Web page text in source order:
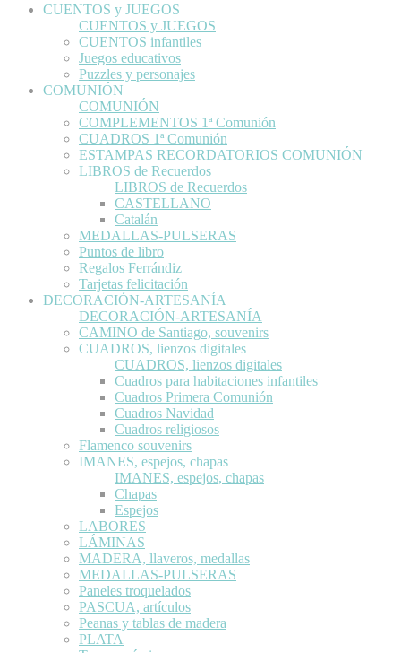
CUENTOS y JUEGOS
CUENTOS y JUEGOS
CUENTOS infantiles
Juegos educativos
Puzzles y personajes
COMUNIÓN
COMUNIÓN
COMPLEMENTOS 1ª Comunión
CUADROS 1ª Comunión
ESTAMPAS RECORDATORIOS COMUNIÓN
LIBROS de Recuerdos
LIBROS de Recuerdos
CASTELLANO
Catalán
MEDALLAS-PULSERAS
Puntos de libro
Regalos Ferrándiz
Tarjetas felicitación
DECORACIÓN-ARTESANÍA
DECORACIÓN-ARTESANÍA
CAMINO de Santiago, souvenirs
CUADROS, lienzos digitales
CUADROS, lienzos digitales
Cuadros para habitaciones infantiles
Cuadros Primera Comunión
Cuadros Navidad
Cuadros religiosos
Flamenco souvenirs
IMANES, espejos, chapas
IMANES, espejos, chapas
Chapas
Espejos
LABORES
LÁMINAS
MADERA, llaveros, medallas
MEDALLAS-PULSERAS
Paneles troquelados
PASCUA, artículos
Peanas y tablas de madera
PLATA